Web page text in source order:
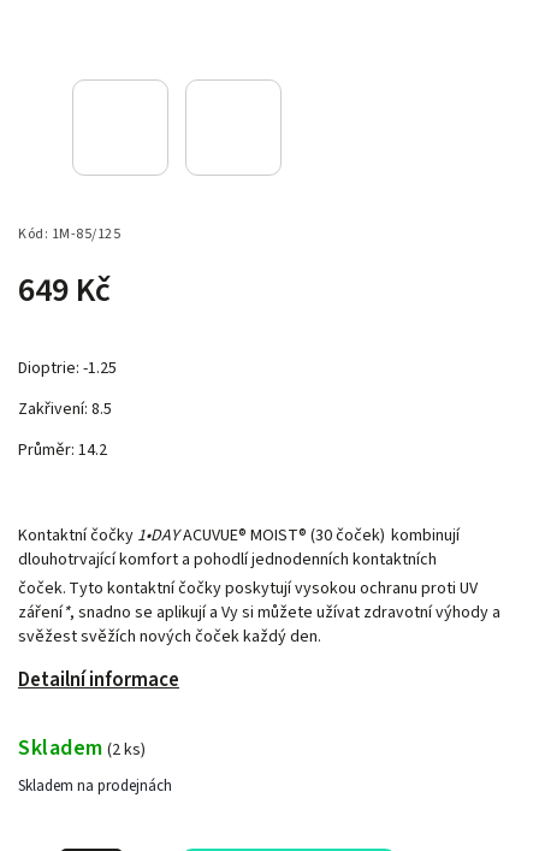
Kód: 1M-85/125
649 Kč
Dioptrie: -1.25
Zakřivení: 8.5
Průměr: 14.2
Kontaktní čočky 1•DAYACUVUE® MOIST® (30 čoček) kombinují
dlouhotrvající komfort a pohodlí jednodenních kontaktních
čoček. Tyto kontaktní čočky poskytují vysokou ochranu proti UV
záření*, snadno se aplikují a Vy si můžete užívat zdravotní výhody a
svěžest svěžích nových čoček každý den.
Detailní informace
Skladem (2 ks)
Skladem na prodejnách